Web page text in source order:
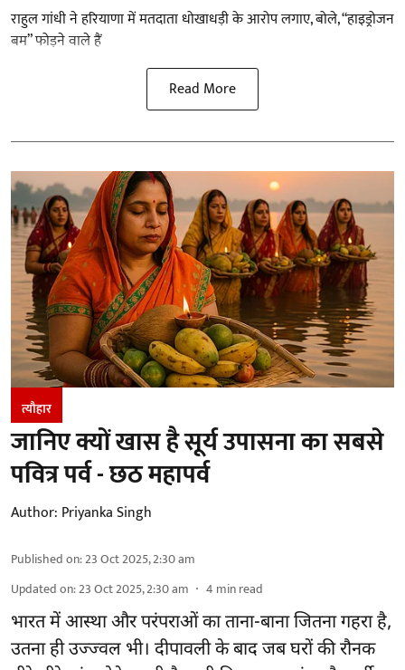
राहुल गांधी ने हरियाणा में मतदाता धोखाधड़ी के आरोप लगाए, बोले, “हाइड्रोजन
बम” फोड़ने वाले हैं
Read More
त्यौहार
जानिए क्यों खास है सूर्य उपासना का सबसे
पवित्र पर्व - छठ महापर्व
Author: Priyanka Singh
Published on:23 Oct 2025, 2:30 am
Updated on:23 Oct 2025, 2:30 am 4 min read
भारत में आस्था और परंपराओं का ताना-बाना जितना गहरा है,
उतना ही उज्ज्वल भी। दीपावली के बाद जब घरों की रौनक